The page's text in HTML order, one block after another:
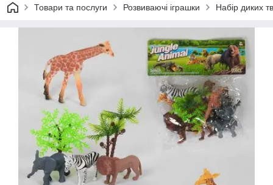
Товари та послуги Розвиваючі іграшки Набір диких